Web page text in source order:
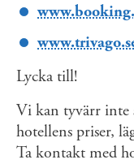
Lycka till!
Vi kan tyvärr inte
hotellens priser,
Ta kontakt med